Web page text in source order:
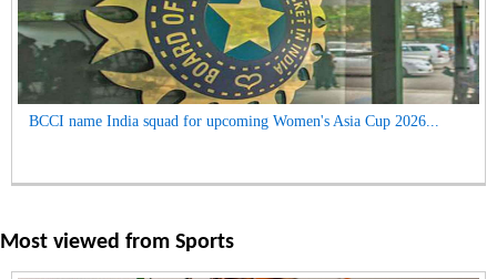
BCCI name India squad for upcoming Women's Asia Cup 2026...
Most viewed from Sports